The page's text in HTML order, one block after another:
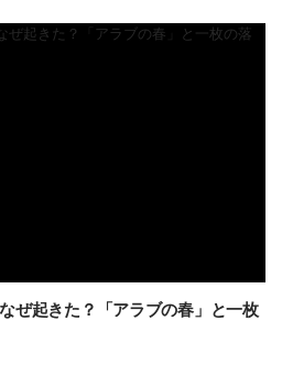
ぜ起きた？「アラブの春」と一枚